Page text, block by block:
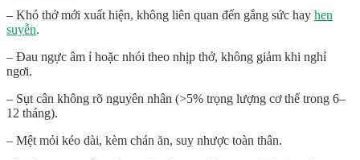
– Khó thở mới xuất hiện, không liên quan đến gắng sức hay hen
suyễn.
– Đau ngực âm ỉ hoặc nhói theo nhịp thở, không giảm khi nghỉ
ngơi.
– Sụt cân không rõ nguyên nhân (>5% trọng lượng cơ thể trong 6–
12 tháng).
– Mệt mỏi kéo dài, kèm chán ăn, suy nhược toàn thân.